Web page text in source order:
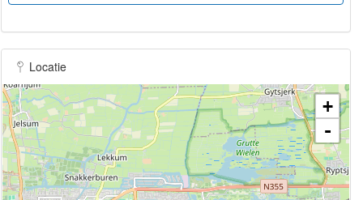
Locatie
+
-